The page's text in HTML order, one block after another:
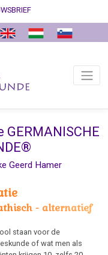
GERMANISCHE
Geerd Hamer
- alternatief
staan voor de
of wat men als